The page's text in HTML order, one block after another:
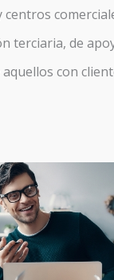
terciaria, de
con